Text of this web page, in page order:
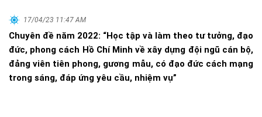
17/04/23 11:47 AM
Chuyên đề năm 2022: “Học tập và làm theo tư tưởng, đạo
đức, phong cách Hồ Chí Minh về xây dựng đội ngũ cán bộ,
đảng viên tiên phong, gương mẫu, có đạo đức cách mạng
trong sáng, đáp ứng yêu cầu, nhiệm vụ”